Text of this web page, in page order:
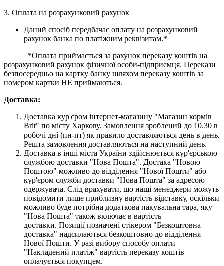
3. Оплата на розрахунковий рахунок
Даний спосіб передбачає оплату на розрахунковий
рахунок банка по платіжним реквізитам.*
*Оплата приймається за рахунок переказу коштів на
розрахунковий рахунок фізичної особи-підприємця. Перекази
безпосередньо на картку банку шляхом переказу коштів за
номером картки НЕ приймаються.
Доставка:
Доставка кур'єром інтернет-магазину "Магазин кормів
Brit" по місту Харкову. Замовлення зроблений до 10.30 в
робочі дні (пн-пт) як правило доставляються день в день.
Решта замовлення доставляються на наступний день.
Доставка в інші міста України здійснюється кур'єрською
службою доставки "Нова Пошта". Достака "Новою
Поштою" можливо до відділення "Нової Пошти" або
кур'єром служби доставки "Нова Пошта" за адресою
одержувача. Слід врахувати, що наші менеджери можуть
повідомити лише приблизну вартість відставку, оскільки
можливо буде потрібна додаткова пакувальна тара, яку
"Нова Пошта" також включає в вартість
доставки. Позиції позначені стікером "Безкоштовна
доставка" надсилаються безкоштовно до відділення
Нової Пошти. У разі вибору способу оплати
"Накладений платіж" вартість переказу коштів
оплачується покупцем.